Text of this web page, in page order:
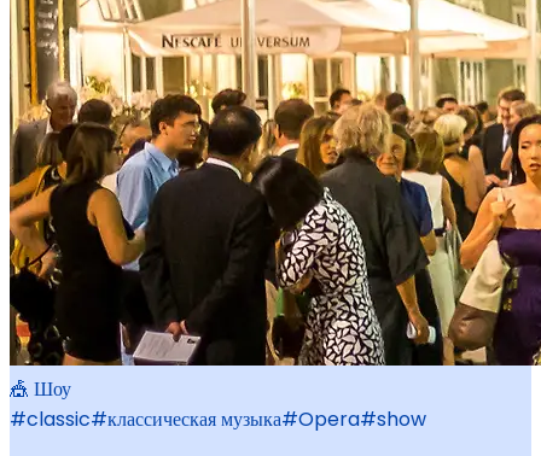
🎪 Шоу
#classic#классическая музыка#Opera#show